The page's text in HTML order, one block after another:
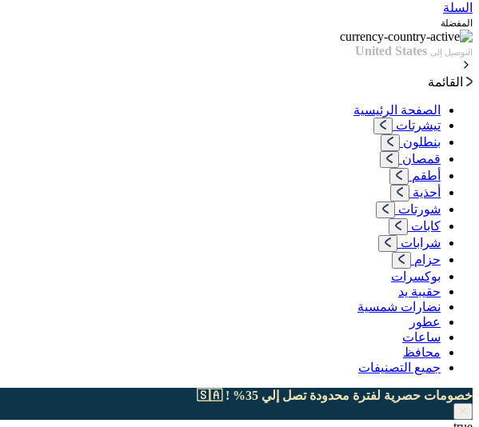
السلة
المفضلة
التوصيل إلى United States
القائمة
الصفحة الرئيسية
تيشرتات
بنطلون
قمصان
أطقم
أحذية
شورتات
كابات
شرابات
حزام
بوكسرات
حقيبة يد
نضارات شمسية
عطور
ساعات
محافظ
جميع التصنيفات
خصومات حصرية لفترة محدودة تصل إلي 35% ! 🇸🇦